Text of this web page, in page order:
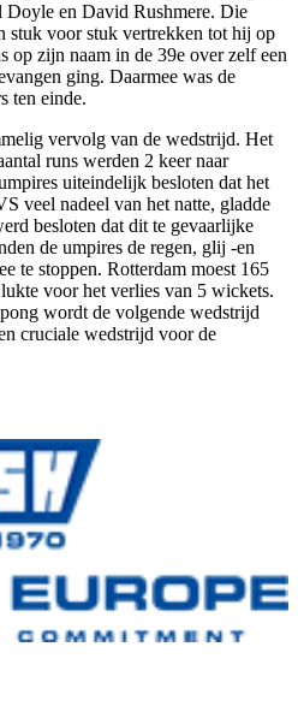
Doyle en David Rushmere. Die
stuk voor stuk vertrekken tot hij op
op zijn naam in de 39e over zelf een
ging. Daarmee was de
ten einde.
vervolg van de wedstrijd. Het
runs werden 2 keer naar
uiteindelijk besloten dat het
veel nadeel van het natte, gladde
besloten dat dit te gevaarlijke
de umpires de regen, glij -en
te stoppen. Rotterdam moest 165
voor het verlies van 5 wickets.
wordt de volgende wedstrijd
cruciale wedstrijd voor de